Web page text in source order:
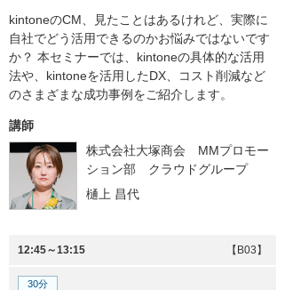
kintoneのCM、見たことはあるけれど、実際に
自社でどう活用できるのかお悩みではないです
か？ 本セミナーでは、kintoneの具体的な活用
法や、kintoneを活用したDX、コスト削減など
のさまざまな成功事例をご紹介します。
講師
株式会社大塚商会 MMプロモー
ション部 クラウドグループ
樋上 昌代
12:45～13:15 【B03】
30分